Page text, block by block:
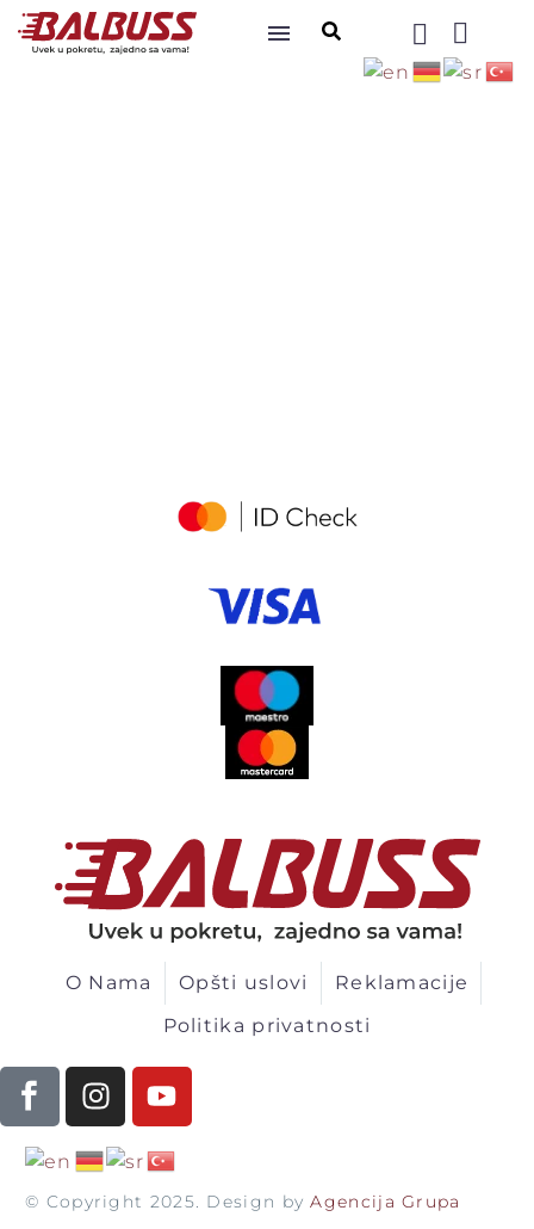
O Nama Opšti uslovi
Reklamacije
Politika privatnosti
© Copyright 2025. Design byAgencija Grupa